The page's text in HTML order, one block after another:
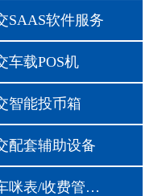
SAAS软件服务
车载POS机
智能投币箱
配套辅助设备
停车咪表/收费管理设备